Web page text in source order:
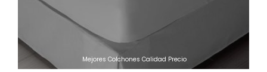
Mejores Colchones Calidad Precio